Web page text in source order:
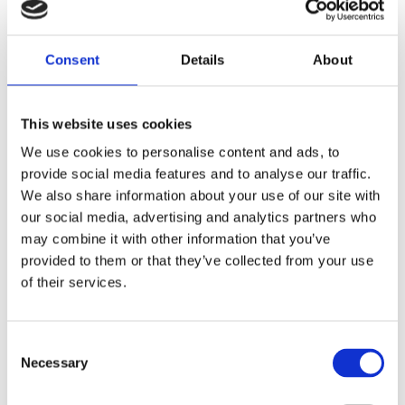
Consent Details About
This website uses cookies
We use cookies to personalise content and ads, to
provide social media features and to analyse our traffic.
We also share information about your use of our site with
our social media, advertising and analytics partners who
may combine it with other information that you’ve
provided to them or that they’ve collected from your use
of their services.
Selection
Necessary
findes i tarmen hos hovedværten, som primært er ræv, men
findes i tusindvis uden at værtsdyret påvirkes af dem.
en gnaver) klækker de i tarmen, hvorefter larven trænger
igennem tarmvæggen og føres med blodet til leveren. Her
etablerer larven sig, modnes og vokser til cyster, der deler sig
ved knopskydning, invaderer levervævet og kan spredes til
andre væv.
Det kan overvejes, at behandle sin hund for bændelorm, hvis
man har været på ferie i risikoområder, hvor hunden
spredning til disse lande.